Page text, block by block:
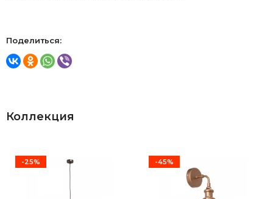
Поделиться:
Коллекция
-25% -45%